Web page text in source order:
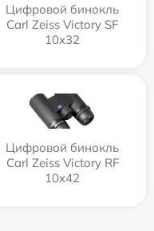
Цифровой бинокль
Carl Zeiss Victory SF
10x32
Цифровой бинокль
Carl Zeiss Victory RF
10x42